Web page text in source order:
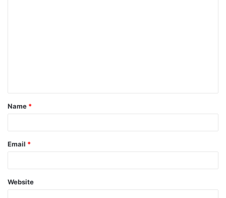
t
*
Name *
Email *
Website